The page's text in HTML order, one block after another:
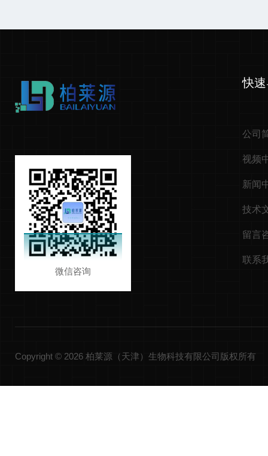
微信咨询
快
公司
视频
新闻
技术
留言
联系
Copyright © 2026 柏莱源（天津）生物科技有限公司版权所有